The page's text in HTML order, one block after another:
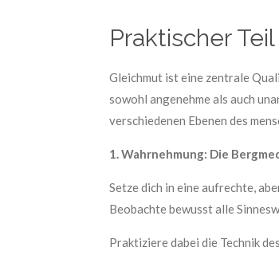
Praktischer Teil
Gleichmut ist eine zentrale
sowohl angenehme als auch
verschiedenen Ebenen des
1. Wahrnehmung: Die
Setze dich in eine aufrechte,
Beobachte bewusst alle
Praktiziere dabei die Technik